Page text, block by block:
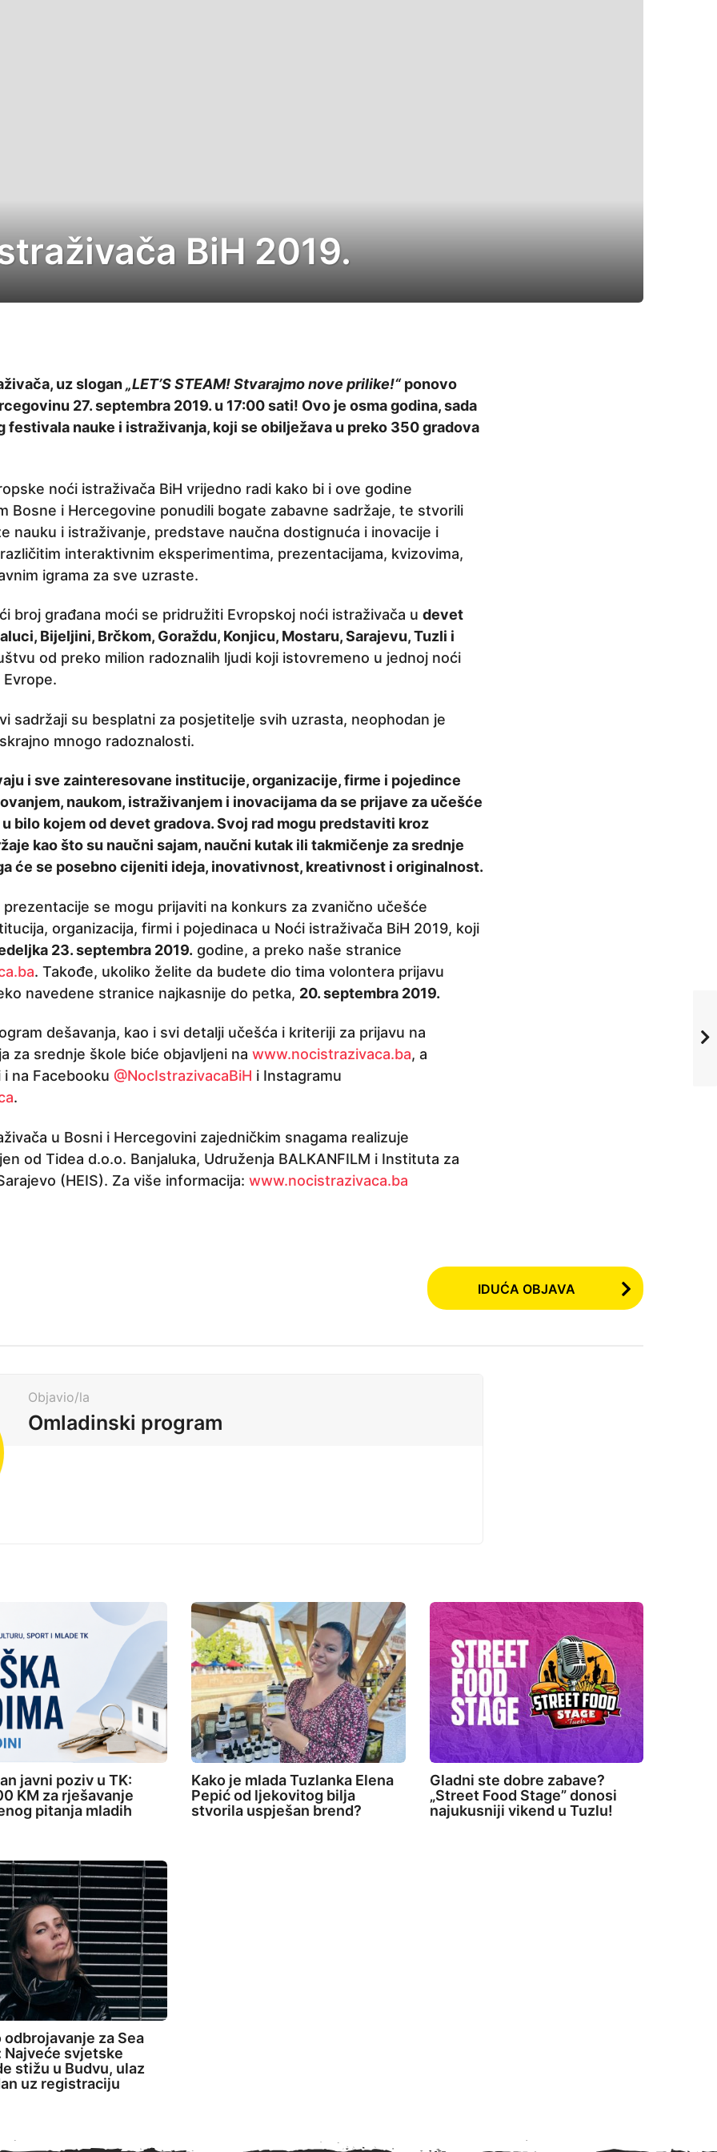
BiH 2019.
uz slogan„LET’S STEAM! Stvarajmo nove prilike!“ponovo
27. septembra 2019. u 17:00 sati! Ovo je osma godina, sada
festivala nauke i istraživanja, koji se obilježava u preko 350 gradova
noći istraživača BiH vrijedno radi kako bi i ove godine
Bosne i Hercegovine ponudili bogate zabavne sadržaje, te stvorili
nauku i istraživanje, predstave naučna dostignuća i inovacije i
interaktivnim eksperimentima, prezentacijama, kvizovima,
igrama za sve uzraste.
broj građana moći se pridružiti Evropskoj noći istraživača u devet
Bijeljini, Brčkom, Goraždu, Konjicu, Mostaru, Sarajevu, Tuzli i
od preko milion radoznalih ljudi koji istovremeno u jednoj noći
sadržaji su besplatni za posjetitelje svih uzrasta, neophodan je
mnogo radoznalosti.
i sve zainteresovane institucije, organizacije, firme i pojedince
naukom, istraživanjem i inovacijama da se prijave za učešće
bilo kojem od devet gradova. Svoj rad mogu predstaviti kroz
kao što su naučni sajam, naučni kutak ili takmičenje za srednje
će se posebno cijeniti ideja, inovativnost, kreativnost i originalnost.
se mogu prijaviti na konkurs za zvanično učešće
organizacija, firmi i pojedinaca u Noći istraživača BiH 2019, koji
23. septembra 2019. godine, a preko naše stranice
. Takođe, ukoliko želite da budete dio tima volontera prijavu
navedene stranice najkasnije do petka, 20. septembra 2019.
dešavanja, kao i svi detalji učešća i kriteriji za prijavu na
za srednje škole biće objavljeni na www.nocistrazivaca.ba, a
na Facebooku @NocIstrazivacaBiH i Instagramu
.
u Bosni i Hercegovini zajedničkim snagama realizuje
od Tidea d.o.o. Banjaluka, Udruženja BALKANFILM i Instituta za
(HEIS). Za više informacija: www.nocistrazivaca.ba
IDUĆA OBJAVA
Objavio/la
Omladinski program
javni poziv u TK:
KM za rješavanje
pitanja mladih
Kako je mlada Tuzlanka Elena
Pepić od ljekovitog bilja
stvorila uspješan brend?
Gladni ste dobre zabave?
„Street Food Stage” donosi
najukusniji vikend u Tuzlu!
odbrojavanje za Sea
Najveće svjetske
stižu u Budvu, ulaz
uz registraciju